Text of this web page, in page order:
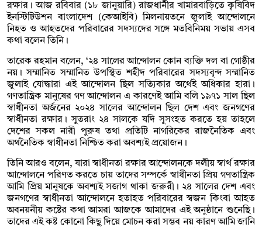
রক্ষার। আজ রবিবার (১৮ জানুয়ারি) রাজধানীর খামারবাড়িতে কৃষিবিদ
ইনস্টিটিউশন বাংলাদেশ (কেআইবি) মিলনায়তনে জুলাই আন্দোলনে
নিহত ও আহতদের পরিবারের সদস্যদের সঙ্গে মতবিনিময় সভায় এসব
কথা বলেন তিনি।
তারেক রহমান বলেন, ‘২৪ সালের আন্দোলন কোন ব্যক্তি দল বা গোষ্ঠীর
নয়। সম্মানিত সম্মানিত উপস্থিত শহীদ পরিবারের সদস্যবৃন্দ সম্মানিত
জুলাই যোদ্ধারা এই আন্দোলন ছিল সত্যিকার অর্থেই অধিকার হারা।
গণতান্ত্রিক মানুষের গণ আন্দোলন এ কারণেই আমি বলি ১৯৭১ সাল ছিল
স্বাধীনতা অর্জনের ২০২৪ সালের আন্দোলন ছিল দেশ এবং জনগণের
স্বাধীনতা রক্ষার। সুতরাং ২৪ সালকে যদি সুসংহত করতে হয় তাহলে
দেশের সকল নারী পুরুষ তথা প্রতিটি নাগরিকের রাজনৈতিক এবং
অর্থনৈতিক স্বাধীনতা নিশ্চিত করা অবশ্যই প্রয়োজন।
তিনি আরও বলেন, যারা স্বাধীনতা রক্ষার আন্দোলনকে দলীয় স্বার্থ রক্ষার
আন্দোলনে পরিণত করতে চায় তাদের সম্পর্কে স্বাধীনতা প্রিয় গণতান্ত্রিক
আমি প্রিয় মানুষকে অবশ্যই সজাগ থাকা জরুরী। ২৪ সালের দেশ এবং
জনগণের স্বাধীনতা আন্দোলনে হতাহত পরিবারের স্বজন কিংবা আহত
অবনয়নীয় কষ্টের কথা আমরা আজকে আমাদের এই অনুষ্ঠানে শুনেছি।
তাদের এই কষ্ট কোনো কিছু দিয়ে মোচন করা সম্ভব নয় কারণ আমি জানি